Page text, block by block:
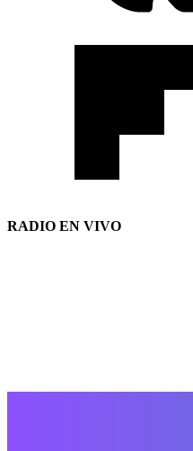
RADIO EN VIVO